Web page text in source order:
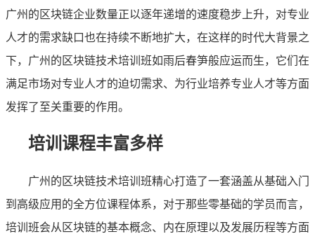
广州的区块链企业数量正以逐年递增的速度稳步上升，对专业
人才的需求缺口也在持续不断地扩大，在这样的时代大背景之
下，广州的区块链技术培训班如雨后春笋般应运而生，它们在
满足市场对专业人才的迫切需求、为行业培养专业人才等方面
发挥了至关重要的作用。
培训课程丰富多样
广州的区块链技术培训班精心打造了一套涵盖从基础入门
到高级应用的全方位课程体系，对于那些零基础的学员而言，
培训班会从区块链的基本概念、内在原理以及发展历程等方面